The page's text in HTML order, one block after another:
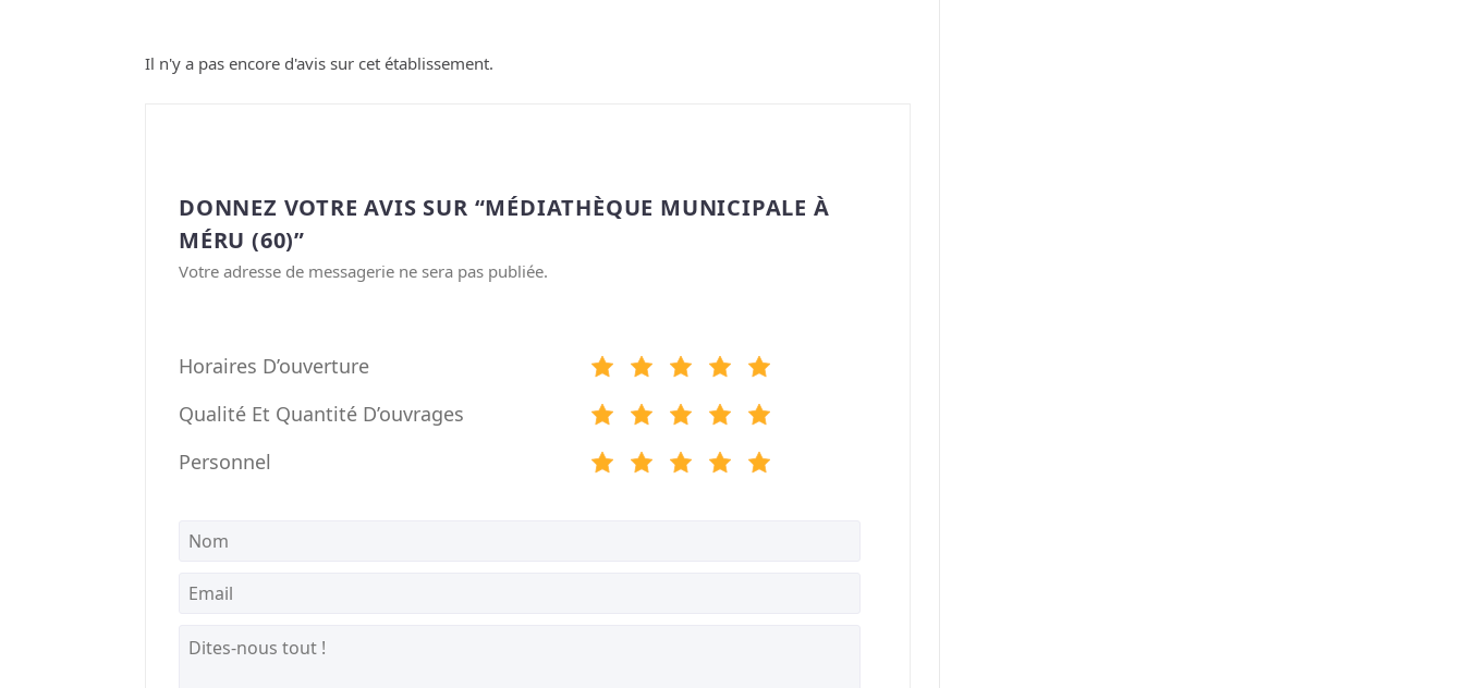
Il n'y a pas encore d'avis sur cet établissement.
DONNEZ VOTRE AVIS SUR “MÉDIATHÈQUE MUNICIPALE À
MÉRU (60)”
Votre adresse de messagerie ne sera pas publiée.
Horaires D’ouverture
Qualité Et Quantité D’ouvrages
Personnel